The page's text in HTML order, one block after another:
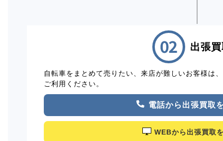
出張
自転車をまとめて売りたい、来店が難しいお客様は
ご利用ください。
電話から出張買取
WEBから出張買取